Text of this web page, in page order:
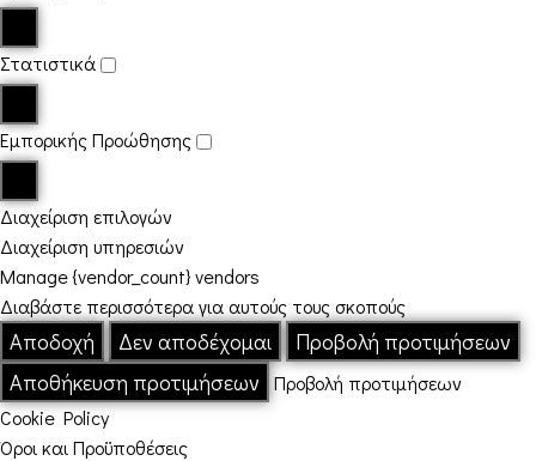
Στατιστικά
Εμπορικής Προώθησης
Διαχείριση επιλογών
Διαχείριση υπηρεσιών
Manage {vendor_count} vendors
Διαβάστε περισσότερα για αυτούς τους σκοπούς
Αποδοχή Δεν αποδέχομαι
Προβολή προτιμήσεων
Αποθήκευση προτιμήσεων
Προβολή προτιμήσεων
Cookie Policy
Όροι και Προϋποθέσεις